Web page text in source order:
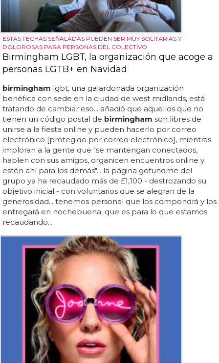
ESTAS FECHAS SEÑALADAS PUEDEN SER MUY SOLITARIAS Y
DOLOROSAS PARA PERSONAS DEL COLECTIVO
Birmingham LGBT, la organización que acoge a
personas LGTB+ en Navidad
birmingham lgbt, una galardonada organización
benéfica con sede en la ciudad de west midlands, está
tratando de cambiar eso... añadió que aquellos que no
tienen un código postal de birmingham son libres de
unirse a la fiesta online y pueden hacerlo por correo
electrónico [protegido por correo electrónico], mientras
imploran a la gente que "se mantengan conectados,
hablen con sus amigos, organicen encuentros online y
estén ahí para los demás"... la página gofundme del
grupo ya ha recaudado más de £1,100 - destrozando su
objetivo inicial - con voluntarios que se alegran de la
generosidad... tenemos personal que los compondrá y los
entregará en nochebuena, que es para lo que estamos
recaudando...